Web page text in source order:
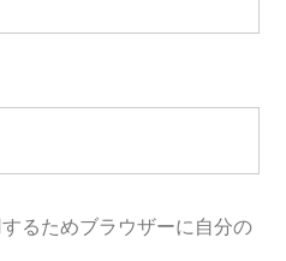
るためブラウザーに自分の